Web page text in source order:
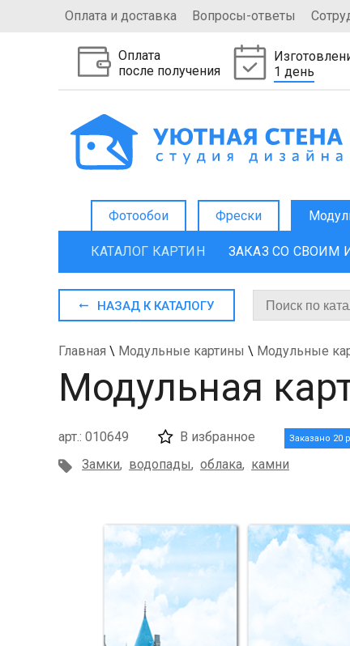
Оплата и доставка Вопросы-ответы
Оплата
после получения
1 день
Фотообои Фрески
КАТАЛОГ КАРТИН ЗАКАЗ СО СВОИМ
НАЗАД К КАТАЛОГУ
Главная \ Модульные картины \ Модульные
Модульная
арт.: 010649 В избранное Заказано 20
Замки, водопады, облака, камни